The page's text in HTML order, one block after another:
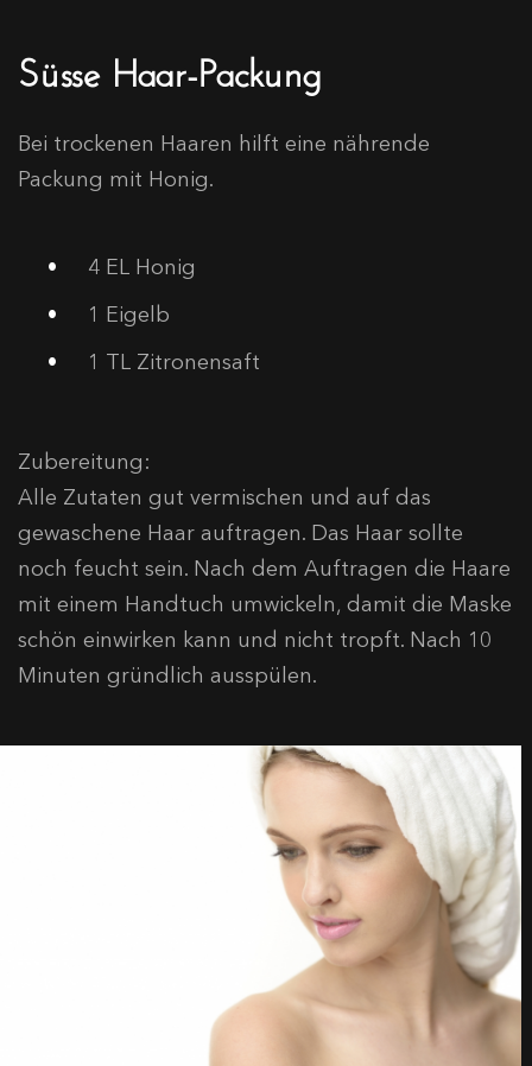
Süsse Haar-Packung
Bei trockenen Haaren hilft eine nährende
Packung mit Honig.
4 EL Honig
1 Eigelb
1 TL Zitronensaft
Zubereitung:
Alle Zutaten gut vermischen und auf das
gewaschene Haar auftragen. Das Haar sollte
noch feucht sein. Nach dem Auftragen die Haare
mit einem Handtuch umwickeln, damit die Maske
schön einwirken kann und nicht tropft. Nach 10
Minuten gründlich ausspülen.